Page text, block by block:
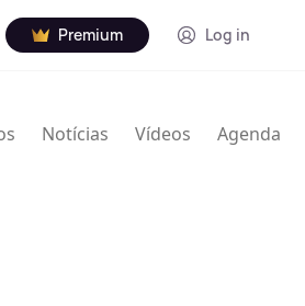
Premium Log in
Notícias Vídeos Agenda